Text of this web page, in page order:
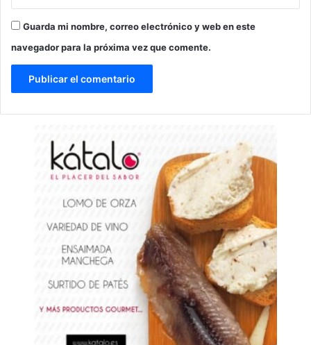
Guarda mi nombre, correo electrónico y web en este
navegador para la próxima vez que comente.